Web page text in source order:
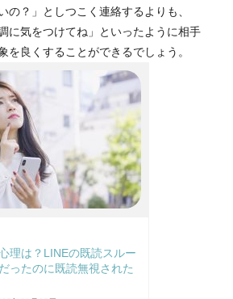
の？」としつこく連絡するよりも、
に気をつけてね」といったように相手
を良くすることができるでしょう。
理は？LINEの既読スルー
ったのに既読無視された